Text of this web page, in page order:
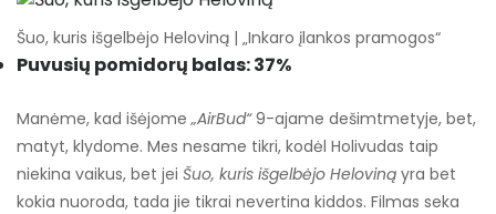
Šuo, kuris išgelbėjo Heloviną | „Inkaro įlankos pramogos“
Puvusių pomidorų balas: 37%
Manėme, kad išėjome„AirBud“9-ajame dešimtmetyje, bet,
matyt, klydome. Mes nesame tikri, kodėl Holivudas taip
niekina vaikus, bet jei Šuo, kuris išgelbėjo Heloviną yra bet
kokia nuoroda, tada jie tikrai nevertina kiddos. Filmas seka